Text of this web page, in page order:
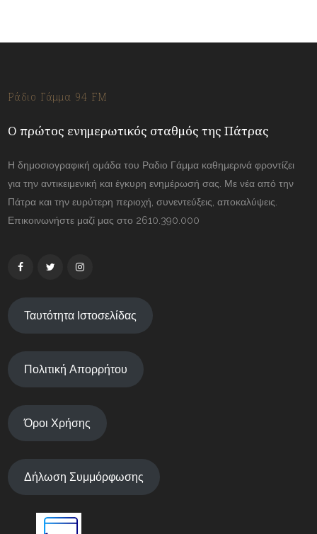
Ράδιο Γάμμα 94 FM
Ο πρώτος ενημερωτικός σταθμός της Πάτρας
Η δημοσιογραφική ομάδα του Ραδιο Γάμμα καθημερινά φροντίζει
για την αντικειμενική και έγκυρη ενημέρωσή σας. Με νέα από την
Πάτρα και την ευρύτερη περιοχή, συνεντεύξεις, αποκαλύψεις.
Επικοινωνήστε μαζί μας στο 2610.390.000
Ταυτότητα Ιστοσελίδας
Πολιτική Απορρήτου
Όροι Χρήσης
Δήλωση Συμμόρφωσης